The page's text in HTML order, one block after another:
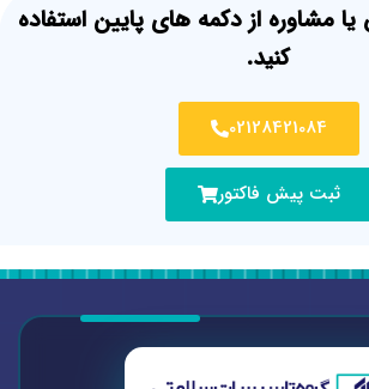
مشاوره از دکمه های پایین استفاده
کنید.
02128421084
ثبت پیش فاکتور